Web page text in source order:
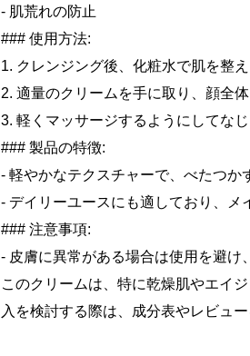
- 肌荒れの防止
### 使用方法:
1. クレンジング後、化粧水で肌を整え
2. 適量のクリームを手に取り、顔全
3. 軽くマッサージするようにしてなじ
### 製品の特徴:
- 軽やかなテクスチャーで、べたつか
- デイリーユースにも適しており、メ
### 注意事項:
- 皮膚に異常がある場合は使用を避け
このクリームは、特に乾燥肌やエイ
入を検討する際は、成分表やレビュ